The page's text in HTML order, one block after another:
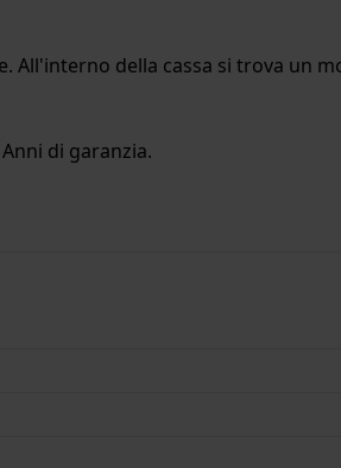
All'interno della cassa si trova un
di garanzia.